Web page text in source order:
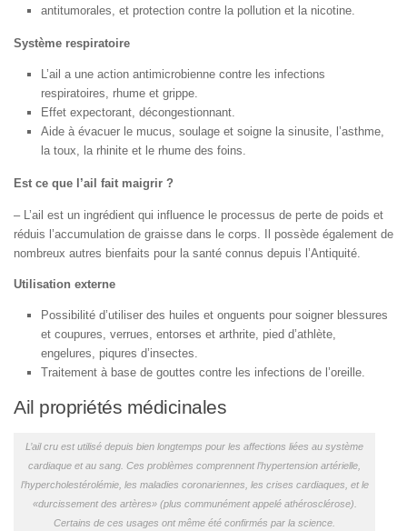
antitumorales, et protection contre la pollution et la nicotine.
Système respiratoire
L’ail a une action antimicrobienne contre les infections
respiratoires, rhume et grippe.
Effet expectorant, décongestionnant.
Aide à évacuer le mucus, soulage et soigne la sinusite, l’asthme,
la toux, la rhinite et le rhume des foins.
Est ce que l’ail fait maigrir ?
– L’ail est un ingrédient qui influence le processus de perte de poids et
réduis l’accumulation de graisse dans le corps. Il possède également de
nombreux autres bienfaits pour la santé connus depuis l’Antiquité.
Utilisation externe
Possibilité d’utiliser des huiles et onguents pour soigner blessures
et coupures, verrues, entorses et arthrite, pied d’athlète,
engelures, piqures d’insectes.
Traitement à base de gouttes contre les infections de l’oreille.
Ail propriétés médicinales
L’ail cru est utilisé depuis bien longtemps pour les affections liées au système
cardiaque et au sang. Ces problèmes comprennent l’hypertension artérielle,
l’hypercholestérolémie, les maladies coronariennes, les crises cardiaques, et le
«durcissement des artères» (plus communément appelé athérosclérose).
Certains de ces usages ont même été confirmés par la science.